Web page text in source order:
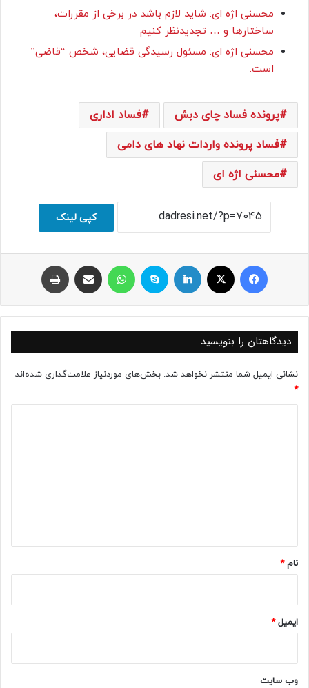
محسنی اژه ای: شاید لازم باشد در برخی از مقررات،
ساختار‌ها و … تجدیدنظر کنیم
محسنی اژه ای: مسئول رسیدگی قضایی، شخص “قاضی”
است.
پرونده فساد چای دبش
فساد اداری
فساد پرونده واردات نهاد های دامی
محسنی اژه ای
کپی لینک
فیسبوک ایکس لینکداین اسکایپ واتس آپ اشتراک با ایمیل
دیدگاهتان را بنویسید
نشانی ایمیل شما منتشر نخواهد شد. بخش‌های موردنیاز علامت‌گذاری شده‌اند
*
نام*
ایمیل*
وب‌ سایت